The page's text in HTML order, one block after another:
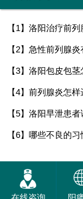
【1】 洛阳治疗前列
【2】 急性前列腺
【3】 洛阳包皮包
【4】 前列腺炎怎
【5】 洛阳早泄患者
【6】 哪些不良的习